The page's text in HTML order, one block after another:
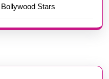
Stars